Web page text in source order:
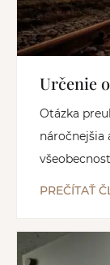
Určenie
Otázka
náročnejšia
PREČÍTAŤ